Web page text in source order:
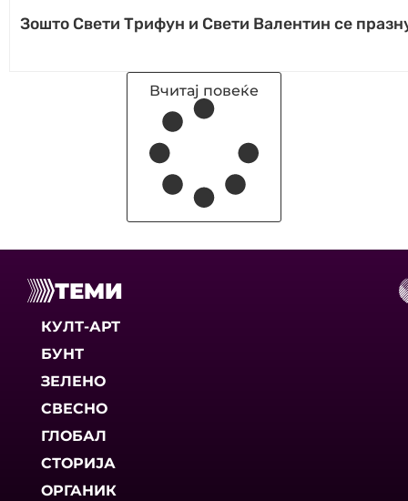
Зошто Свети Трифун и Свети Валентин се
Вчитај повеќе
ТЕМИ
КУЛТ-АРТ
БУНТ
ЗЕЛЕНО
СВЕСНО
ГЛОБАЛ
СТОРИЈА
ОРГАНИК